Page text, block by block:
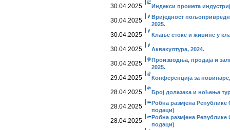
30.04.2025 Индекси промета
30.04.2025
Вриједност
2025.
30.04.2025 Клање стоке и живине у
30.04.2025 Аквакултура, 2024.
30.04.2025
Производња, продаја и
2025.
29.04.2025 Конференција за
28.04.2025 Број долазака и ноћења
28.04.2025
Робна размјена Републике
подаци)
28.04.2025
Робна размјена Републике
подаци)